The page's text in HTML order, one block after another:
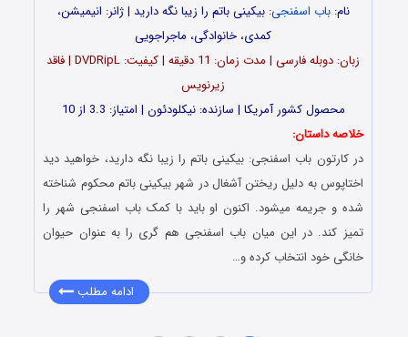
نام:باب اسفنجی: بیکینی باتم را زیبا نگه دارید | ژانر: انیمیشن،
کمدی، خانوادگی، ماجراجویی
زبان: دوبله فارسی | مدت زمان: 11 دقیقه | کیفیت: DVDRipL | فاقد
زیرنویس
محصول کشور آمریکا | سازنده: نیکلودئون | امتیاز: 3.3 از 10
خلاصه داستان:
در کارتون باب اسفنجی: بیکینی باتم را زیبا نگه دارید، خواهید دید
اختاپوس به دلیل ریختن آشغال در شهر بیکینی باتم محکوم شناخته
شده و جریمه میشود. اکنون او باید با کمک باب اسفنجی شهر را
تمیز کند. در این میان باب اسفنجی هم گری را به عنوان حیوان
خانگی خود انتخاب کرده و…
ادامه مطلب